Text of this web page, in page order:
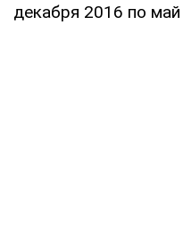
декабря 2016 по